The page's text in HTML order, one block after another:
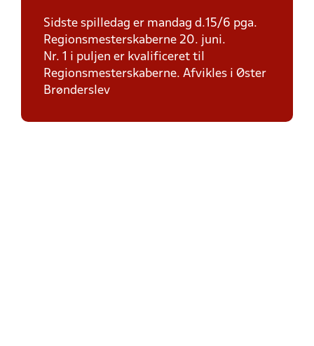
Sidste spilledag er mandag d.15/6 pga.
Regionsmesterskaberne 20. juni.
Nr. 1 i puljen er kvalificeret til
Regionsmesterskaberne. Afvikles i Øster
Brønderslev